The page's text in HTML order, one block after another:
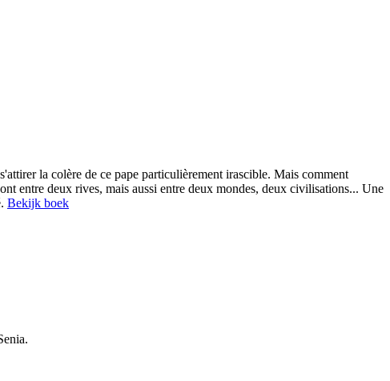
la colère de ce pape particulièrement irascible. Mais comment
entre deux rives, mais aussi entre deux mondes, deux civilisations... Une
Bekijk boek